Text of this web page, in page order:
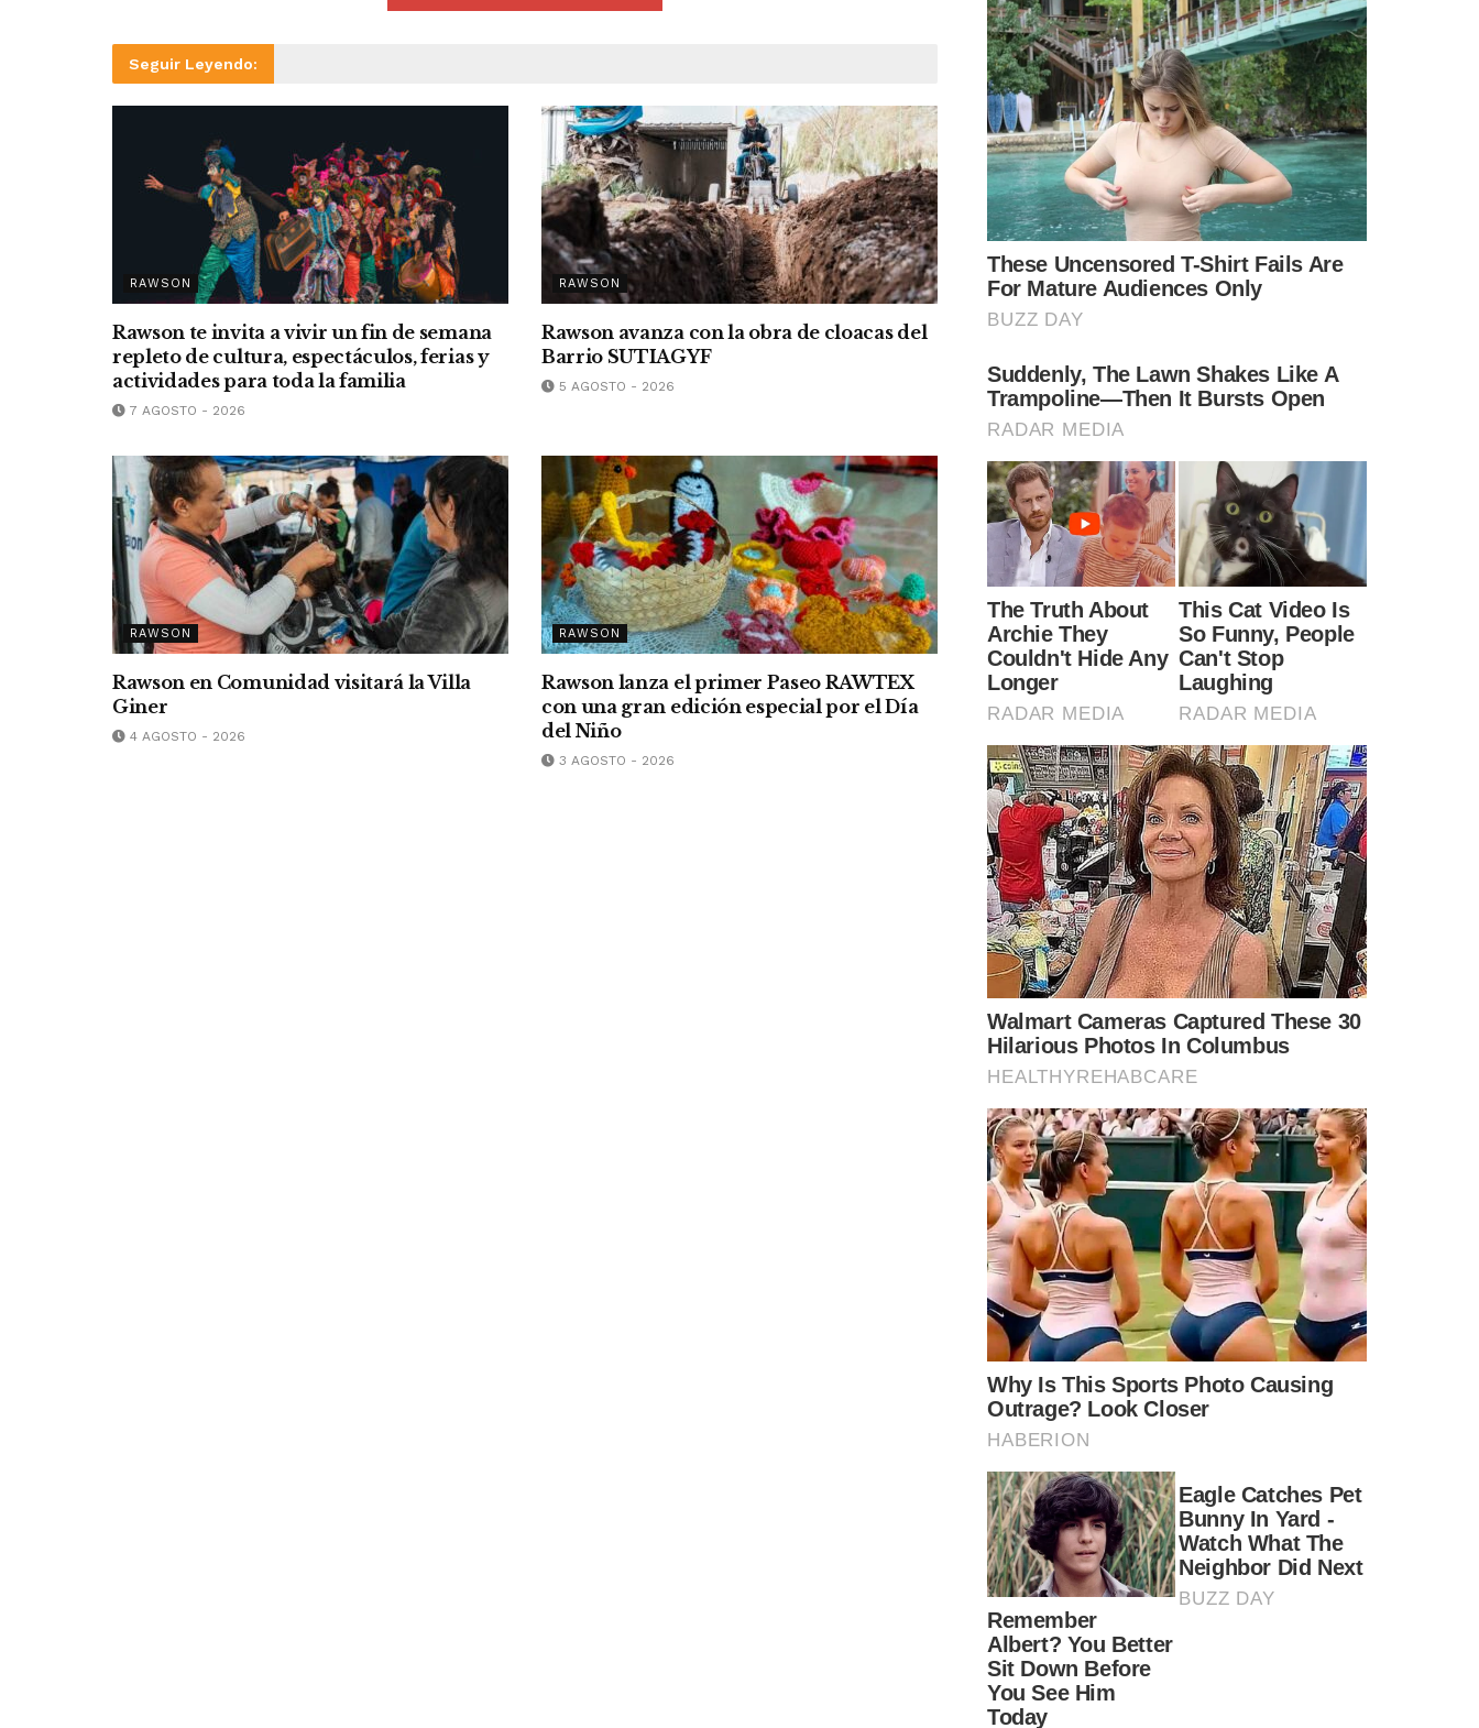
Seguir Leyendo:
RAWSON
Rawson te invita a vivir un fin de semana
repleto de cultura, espectáculos, ferias y
actividades para toda la familia
7 AGOSTO - 2026
RAWSON
Rawson avanza con la obra de cloacas del
Barrio SUTIAGYF
5 AGOSTO - 2026
RAWSON
Rawson en Comunidad visitará la Villa
Giner
4 AGOSTO - 2026
RAWSON
Rawson lanza el primer Paseo RAWTEX
con una gran edición especial por el Día
del Niño
3 AGOSTO - 2026